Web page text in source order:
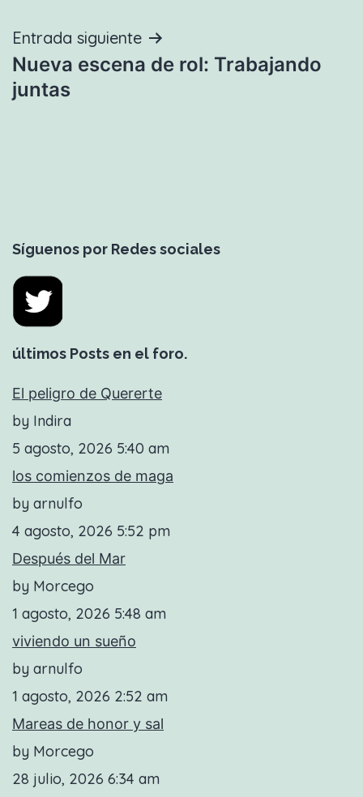
Entrada siguiente
Nueva escena de rol: Trabajando
juntas
Síguenos por Redes sociales
últimos Posts en el foro.
El peligro de Quererte
by Indira
5 agosto, 2026 5:40 am
los comienzos de maga
by arnulfo
4 agosto, 2026 5:52 pm
Después del Mar
by Morcego
1 agosto, 2026 5:48 am
viviendo un sueño
by arnulfo
1 agosto, 2026 2:52 am
Mareas de honor y sal
by Morcego
28 julio, 2026 6:34 am